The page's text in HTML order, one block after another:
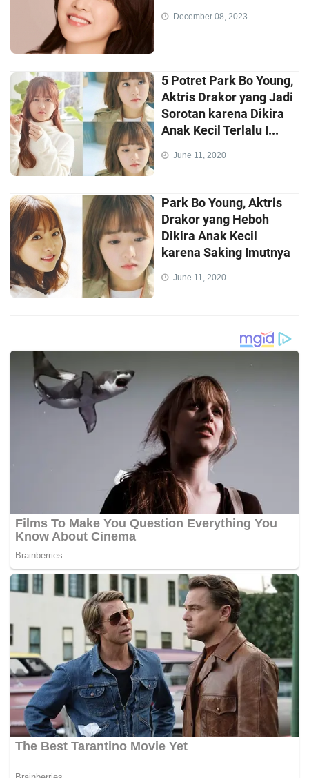
December 08, 2023
5 Potret Park Bo Young,
Aktris Drakor yang Jadi
Sorotan karena Dikira
Anak Kecil Terlalu I...
June 11, 2020
Park Bo Young, Aktris
Drakor yang Heboh
Dikira Anak Kecil
karena Saking Imutnya
June 11, 2020